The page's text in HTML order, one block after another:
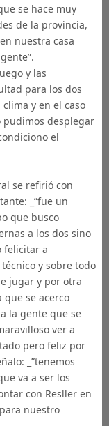
se hace muy
de la provincia,
nuestra casa
y las
para los dos
y en el caso
pudimos desplegar
el
se refirió con
_”fue un
que busco
a los dos sino
felicitar a
y sobre todo
jugar y por otra
se acerco
la gente que se
ver a
pero feliz por
_”tenemos
va a ser los
con Resller en
nuestro